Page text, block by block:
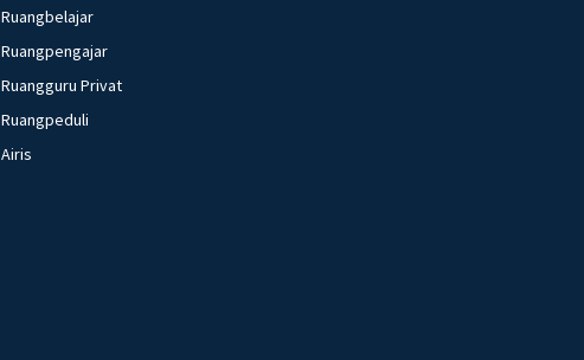
Ruangbelajar
Ruangpengajar
Ruangguru Privat
Ruangpeduli
Airis